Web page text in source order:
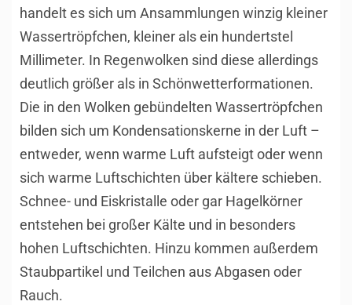
handelt es sich um Ansammlungen winzig kleiner
Wassertröpfchen, kleiner als ein hundertstel
Millimeter. In Regenwolken sind diese allerdings
deutlich größer als in Schönwetterformationen.
Die in den Wolken gebündelten Wassertröpfchen
bilden sich um Kondensationskerne in der Luft –
entweder, wenn warme Luft aufsteigt oder wenn
sich warme Luftschichten über kältere schieben.
Schnee- und Eiskristalle oder gar Hagelkörner
entstehen bei großer Kälte und in besonders
hohen Luftschichten. Hinzu kommen außerdem
Staubpartikel und Teilchen aus Abgasen oder
Rauch.